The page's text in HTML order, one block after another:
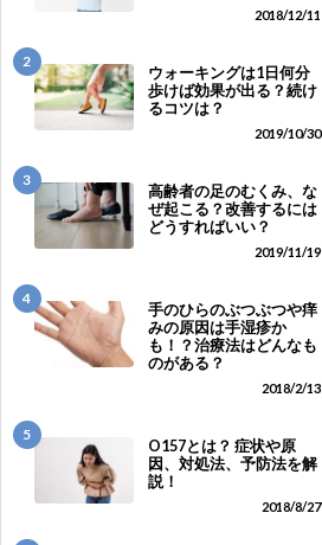
2018/12/11
2
ウォーキングは1日何分
歩けば効果が出る？続け
るコツは？
2019/10/30
3
高齢者の足のむくみ、な
ぜ起こる？改善するには
どうすればいい？
2019/11/19
4
手のひらのぶつぶつや痒
みの原因は手湿疹か
も！？治療法はどんなも
のがある？
2018/2/13
5
O157とは？ 症状や原
因、対処法、予防法を解
説！
2018/8/27